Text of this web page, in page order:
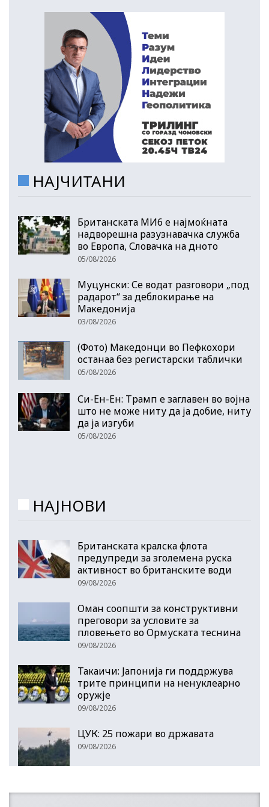
НАЈЧИТАНИ
Британската МИ6 е најмоќната
надворешна разузнавачка служба
во Европа, Словачка на дното
05/08/2026
Муцунски: Се водат разговори „под
радарот“ за деблокирање на
Македонија
03/08/2026
(Фото) Македонци во Пефкохори
останаа без регистарски таблички
05/08/2026
Си-Ен-Ен: Трамп е заглавен во војна
што не може ниту да ја добие, ниту
да ја изгуби
05/08/2026
НАЈНОВИ
Британската кралска флота
предупреди за зголемена руска
активност во британските води
09/08/2026
Оман соопшти за конструктивни
преговори за условите за
пловењето во Ормуската теснина
09/08/2026
Такаичи: Јапонија ги поддржува
трите принципи на ненуклеарно
оружје
09/08/2026
ЦУК: 25 пожари во државата
09/08/2026